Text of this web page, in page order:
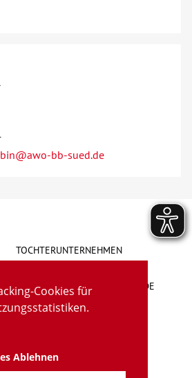
Cookies für
Ablehnen
bb-sued.de
TOCHTERUNTERNEHMEN
VORSCHLAG/BESCHWERDE
DATENSCHUTZ